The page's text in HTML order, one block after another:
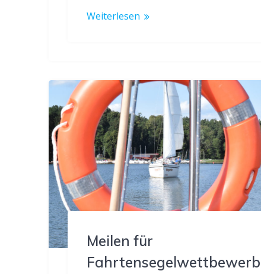
Weiterlesen
Meilen für
Fahrtensegelwettbewerb